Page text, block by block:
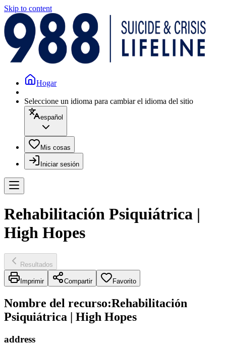
Skip to content
Hogar
Seleccione un idioma para cambiar el idioma del sitio
español
Mis cosas
Iniciar sesión
Rehabilitación Psiquiátrica |
High Hopes
Resultados
Imprimir Compartir Favorito
Nombre del recurso:Rehabilitación
Psiquiátrica | High Hopes
address